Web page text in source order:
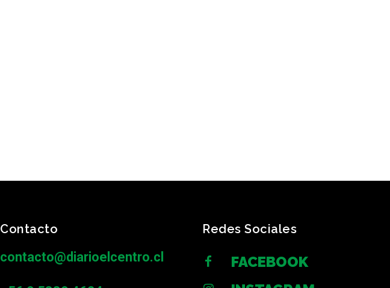
Contacto
contacto@diarioelcentro.cl
Redes Sociales
FACEBOOK